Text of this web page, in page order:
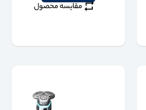
مقایسه محصول